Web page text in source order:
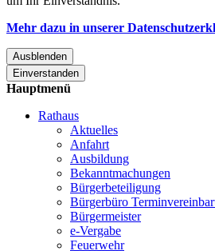
Mehr dazu in unserer
Ausblenden
Einverstanden
Hauptmenü
Rathaus
Aktuelles
Anfahrt
Ausbildung
Bekanntmachungen
Bürgerbeteiligung
Bürgerbüro
Bürgermeister
e-Vergabe
Feuerwehr